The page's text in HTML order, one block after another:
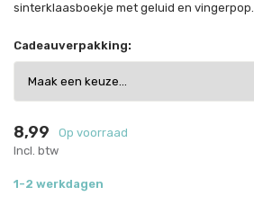
sinterklaasboekje met geluid en vingerpop.
Cadeauverpakking:
8,99
Op voorraad
Incl. btw
1-2 werkdagen